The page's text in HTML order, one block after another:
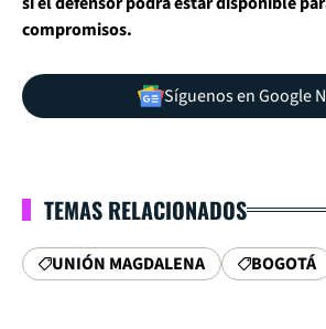
compromisos.
Síguenos en Google
TEMAS RELACIONADOS
UNIÓN MAGDALENA BOGOTÁ